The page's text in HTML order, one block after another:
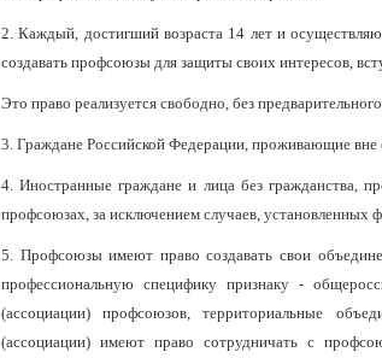
2. Каждый, достигший возраста 14 лет и
создавать профсоюзы для защиты своих интересов,
Это право реализуется свободно, без
3. Граждане Российской Федерации, проживающие вне
4. Иностранные граждане и лица без гражданства,
профсоюзах, за исключением случаев,
5. Профсоюзы имеют право создавать свои
профессиональную специфику признаку -
(ассоциации) профсоюзов, территориальные
(ассоциации) имеют право сотрудничать с